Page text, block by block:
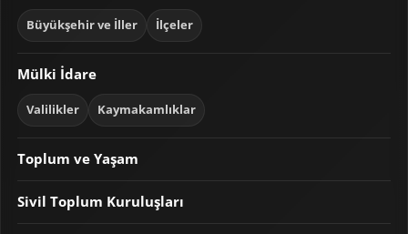
Büyükşehir ve İller İlçeler
Mülki İdare
Valilikler Kaymakamlıklar
Toplum ve Yaşam
Sivil Toplum Kuruluşları